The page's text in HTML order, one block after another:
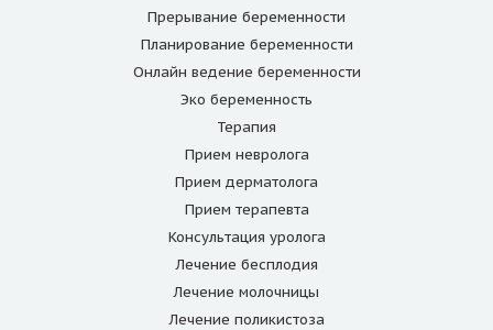
Прерывание беременности
Планирование беременности
Онлайн ведение беременности
Эко беременность
Терапия
Прием невролога
Прием дерматолога
Прием терапевта
Консультация уролога
Лечение бесплодия
Лечение молочницы
Лечение поликистоза